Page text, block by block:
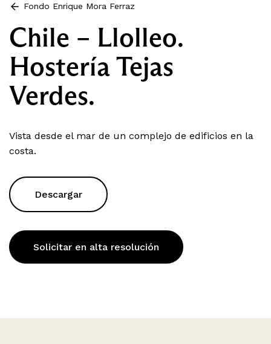
Fondo Enrique Mora Ferraz
Chile – Llolleo.
Hostería Tejas
Verdes.
Vista desde el mar de un complejo de edificios en la
costa.
Descargar
Solicitar en alta resolución